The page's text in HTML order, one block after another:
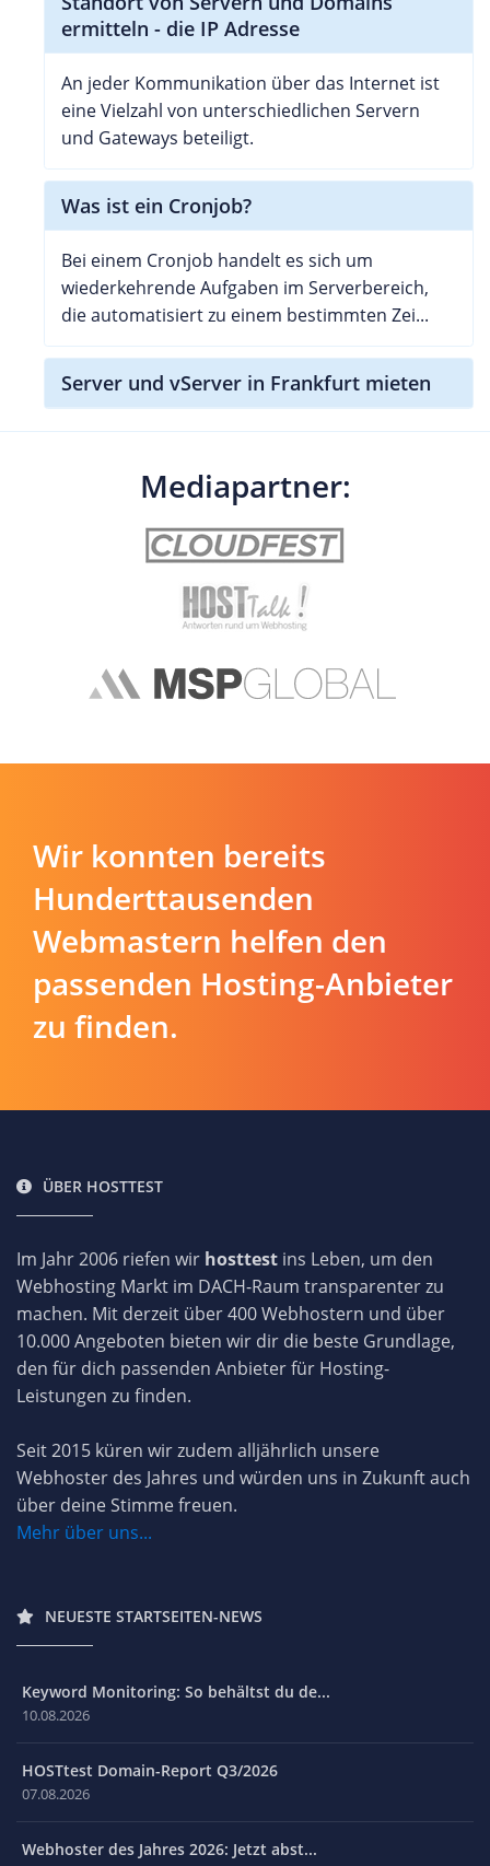
ermitteln - die IP Adresse
An jeder Kommunikation über das Internet ist
eine Vielzahl von unterschiedlichen Servern
und Gateways beteiligt.
Was ist ein Cronjob?
Bei einem Cronjob handelt es sich um
wiederkehrende Aufgaben im Serverbereich,
die automatisiert zu einem bestimmten Zei...
Server und vServer in Frankfurt mieten
Mediapartner:
Wir konnten bereits
Hunderttausenden
Webmastern helfen den
passenden Hosting-Anbieter
zu finden.
ÜBER HOSTTEST
Im Jahr 2006 riefen wir hosttest ins Leben, um den
Webhosting Markt im DACH-Raum transparenter zu
machen. Mit derzeit über 400 Webhostern und über
10.000 Angeboten bieten wir dir die beste Grundlage,
den für dich passenden Anbieter für Hosting-
Leistungen zu finden.
Seit 2015 küren wir zudem alljährlich unsere
Webhoster des Jahres und würden uns in Zukunft auch
über deine Stimme freuen.
Mehr über uns...
NEUESTE STARTSEITEN-NEWS
Keyword Monitoring: So behältst du de...
10.08.2026
HOSTtest Domain-Report Q3/2026
07.08.2026
Webhoster des Jahres 2026: Jetzt abst...